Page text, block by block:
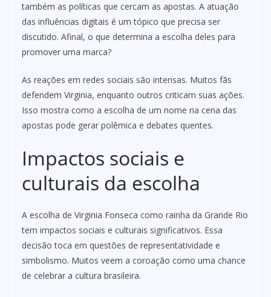
também as políticas que cercam as apostas. A atuação
das influências digitais é um tópico que precisa ser
discutido. Afinal, o que determina a escolha deles para
promover uma marca?
As reações em redes sociais são intensas. Muitos fãs
defendem Virginia, enquanto outros criticam suas ações.
Isso mostra como a escolha de um nome na cena das
apostas pode gerar polêmica e debates quentes.
Impactos sociais e
culturais da escolha
A escolha de Virginia Fonseca como rainha da Grande Rio
tem impactos sociais e culturais significativos. Essa
decisão toca em questões de representatividade e
simbolismo. Muitos veem a coroação como uma chance
de celebrar a cultura brasileira.